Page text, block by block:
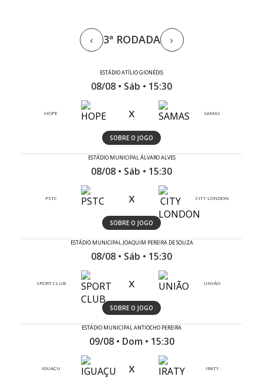
‹ 3ª RODADA ›
ESTÁDIO ATÍLIO GIONÉDIS
08/08 • Sáb • 15:30
HOPE x SAMAS
SOBRE O JOGO
ESTÁDIO MUNICIPAL ÁLVARO ALVES
08/08 • Sáb • 15:30
PSTC x CITY LONDON
SOBRE O JOGO
ESTÁDIO MUNICIPAL JOAQUIM PEREIRA DE SOUZA
08/08 • Sáb • 15:30
SPORT CLUB x UNIÃO
SOBRE O JOGO
ESTÁDIO MUNICIPAL ANTIOCHO PEREIRA
09/08 • Dom • 15:30
IGUAÇU x IRATY